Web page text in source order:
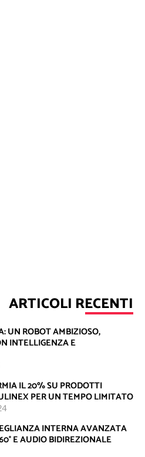
ARTICOLI RECENTI
UN ROBOT AMBIZIOSO,
INTELLIGENZA E
IL 20% SU PRODOTTI
PER UN TEMPO LIMITATO
INTERNA AVANZATA
E AUDIO BIDIREZIONALE